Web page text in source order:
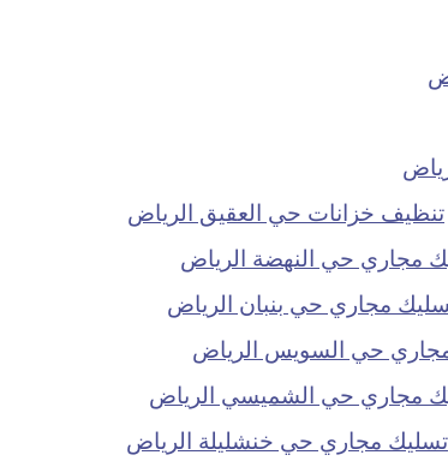
تنظيف خزانات حي العقيق الرياض
مجاري حي النهضة الرياض
مجاري حي بنبان الرياض
حي السويس الرياض
مجاري حي الشميسي الرياض
تسليك مجاري حي خنشليلة الرياض